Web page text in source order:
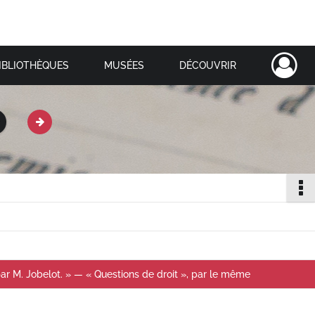
MUSÉES DÉCOUVRIR
M. Jobelot. » — « Questions de droit », par le même